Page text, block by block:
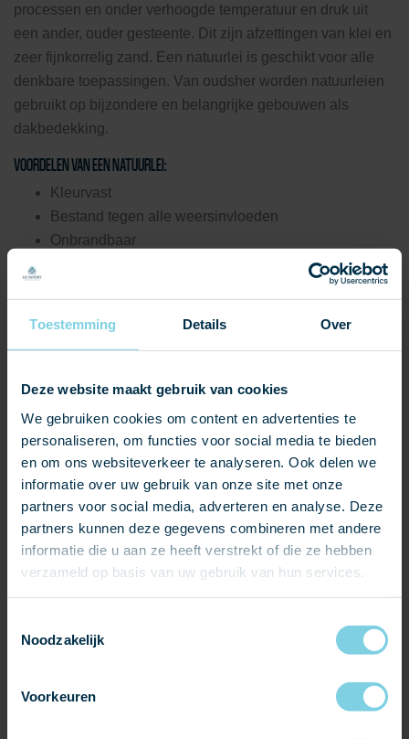
Toestemming Details Over
Deze website maakt gebruik van cookies
We gebruiken cookies om content en advertenties te
personaliseren, om functies voor social media te bieden
en om ons websiteverkeer te analyseren. Ook delen we
informatie over uw gebruik van onze site met onze
partners voor social media, adverteren en analyse. Deze
partners kunnen deze gegevens combineren met andere
informatie die u aan ze heeft verstrekt of die ze hebben
verzameld op basis van uw gebruik van hun services.
Noodzakelijk
Voorkeuren
processen en onder verhoogde temperatuur en druk uit
een ander, ouder gesteente. Dit zijn afzettingen van klei en
zeer fijnkorrelig zand. Een natuurlei is geschikt voor alle
denkbare toepassingen. Van oudsher worden natuurleien
gebruikt op bijzondere en belangrijke gebouwen als
dakbedekking.
VOORDELEN VAN EEN NATUURLEI:
Kleurvast
Bestand tegen alle weersinvloeden
Onbrandbaar
Minimale levensduur van 80 jaar
WAAROM NATUURLEIEN OP UW HELLEND DAK?
wij in onderstaande tabel een aantal eigenschappen van
verschillende soorten dakbdekkingen weergegeven die
van belang kunnen zijn bij de keuze van uw dakbedekking.